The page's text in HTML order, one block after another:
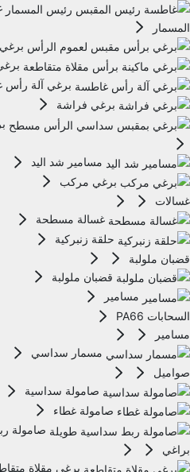
المسمار
برغي آلة رأس
برغي فراشة
مسامير شد اليد
برغي مركب
غسالات
غسالة مسطحة
حلقة زنبركية
قضبان ملولبة
قضبان ملولبة
مسامير
السحابات PA66
مسامير
مسمار سداسي
صواميل
صامولة سداسية
صامولة غطاء
صامولة
براغي
برغي مقلاة